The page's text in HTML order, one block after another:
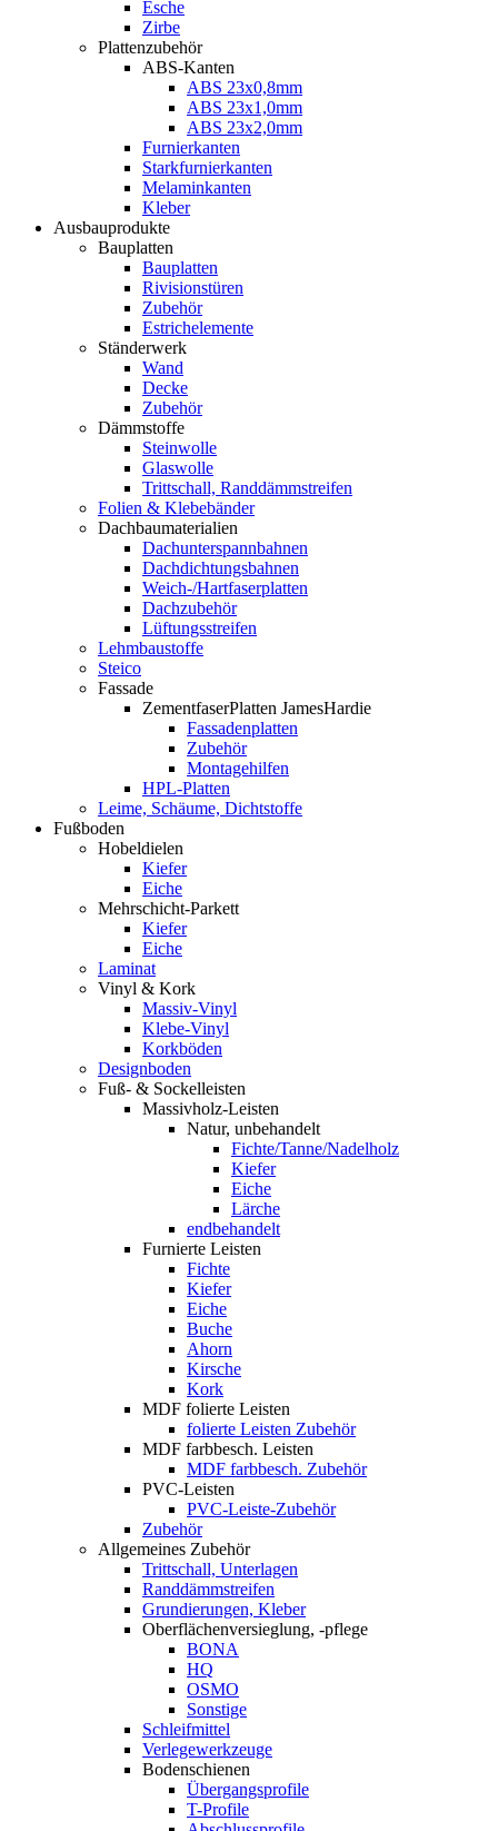
Esche
Zirbe
Plattenzubehör
ABS-Kanten
ABS 23x0,8mm
ABS 23x1,0mm
ABS 23x2,0mm
Furnierkanten
Starkfurnierkanten
Melaminkanten
Kleber
Ausbauprodukte
Bauplatten
Bauplatten
Rivisionstüren
Zubehör
Estrichelemente
Ständerwerk
Wand
Decke
Zubehör
Dämmstoffe
Steinwolle
Glaswolle
Trittschall, Randdämmstreifen
Folien & Klebebänder
Dachbaumaterialien
Dachunterspannbahnen
Dachdichtungsbahnen
Weich-/Hartfaserplatten
Dachzubehör
Lüftungsstreifen
Lehmbaustoffe
Steico
Fassade
ZementfaserPlatten JamesHardie
Fassadenplatten
Zubehör
Montagehilfen
HPL-Platten
Leime, Schäume, Dichtstoffe
Fußboden
Hobeldielen
Kiefer
Eiche
Mehrschicht-Parkett
Kiefer
Eiche
Laminat
Vinyl & Kork
Massiv-Vinyl
Klebe-Vinyl
Korkböden
Designboden
Fuß- & Sockelleisten
Massivholz-Leisten
Natur, unbehandelt
Fichte/Tanne/Nadelholz
Kiefer
Eiche
Lärche
endbehandelt
Furnierte Leisten
Fichte
Kiefer
Eiche
Buche
Ahorn
Kirsche
Kork
MDF folierte Leisten
folierte Leisten Zubehör
MDF farbbesch. Leisten
MDF farbbesch. Zubehör
PVC-Leisten
PVC-Leiste-Zubehör
Zubehör
Allgemeines Zubehör
Trittschall, Unterlagen
Randdämmstreifen
Grundierungen, Kleber
Oberflächenversieglung, -pflege
BONA
HQ
OSMO
Sonstige
Schleifmittel
Verlegewerkzeuge
Bodenschienen
Übergangsprofile
T-Profile